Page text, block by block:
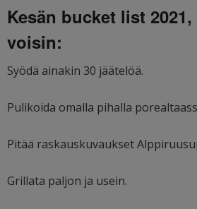
Kesän bucket list
voisin:
Syödä ainakin 30 jäätelöä.
Pulikoida omalla pihalla
Pitää raskauskuvaukset
Grillata paljon ja usein.